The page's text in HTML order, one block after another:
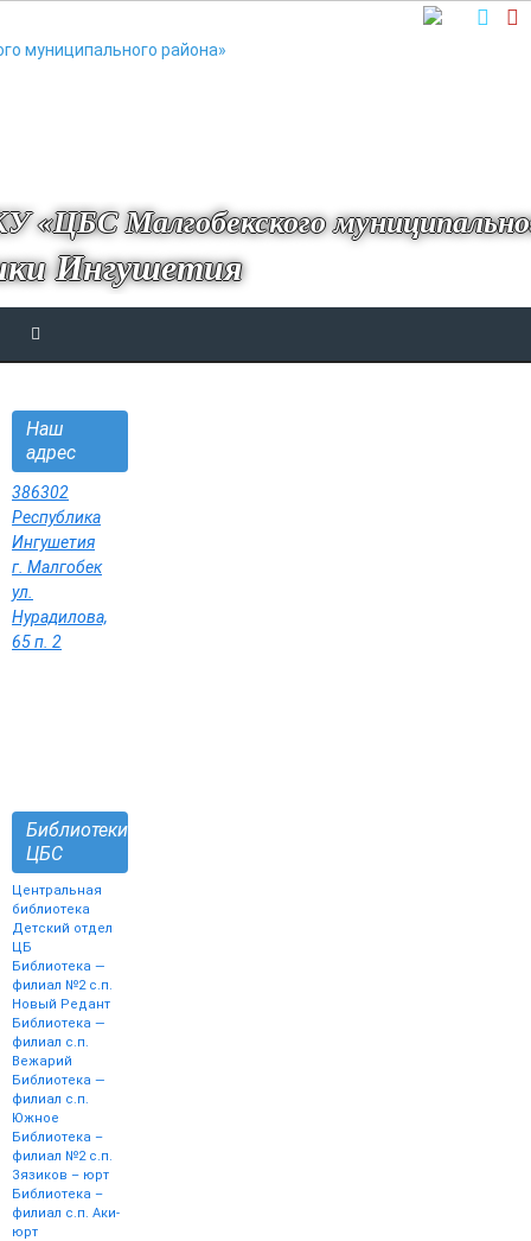
«ЦБС Малгобекского
Ингушетия
Наш
адрес
386302
Республика
Ингушетия
г. Малгобек
ул.
Нурадилова,
65 п. 2
Библиотеки
ЦБС
Центральная
библиотека
Детский отдел
ЦБ
Библиотека —
филиал №2 с.п.
Новый Редант
Библиотека —
филиал с.п.
Вежарий
Библиотека —
филиал с.п.
Южное
Библиотека –
филиал №2 с.п.
Зязиков – юрт
Библиотека –
филиал с.п. Аки-
юрт